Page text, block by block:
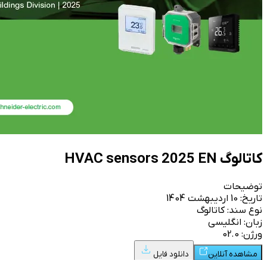
کاتالوگ HVAC sensors 2025 EN
توضیحات
تاریخ: 10 اردیبهشت 1404
نوع سند:کاتالوگ
زبان: انگلیسی
ورژن: 02.0
مشاهده آنلاین دانلود فایل